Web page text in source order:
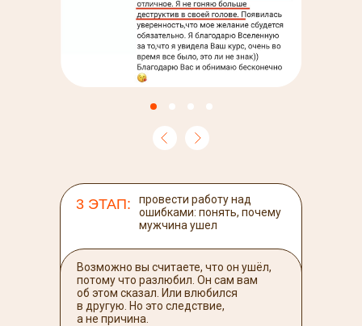
Возможно вы считаете, что он ушёл,
потому что разлюбил. Он сам вам
об этом сказал. Или влюбился
в другую. Но это следствие,
а не причина.
провести работу над
ошибками: понять, почему
мужчина ушел
3 ЭТАП: